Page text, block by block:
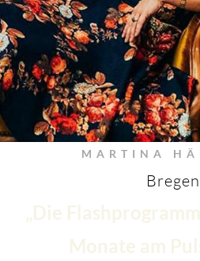
MARTINA
„Die
Monate am